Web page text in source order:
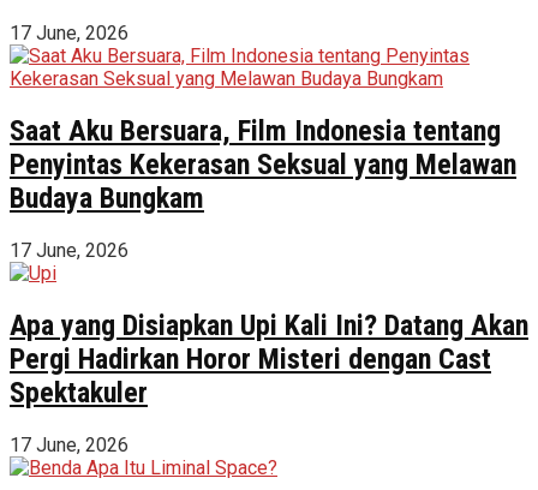
17 June, 2026
Saat Aku Bersuara, Film Indonesia tentang
Penyintas Kekerasan Seksual yang Melawan
Budaya Bungkam
17 June, 2026
Apa yang Disiapkan Upi Kali Ini? Datang Akan
Pergi Hadirkan Horor Misteri dengan Cast
Spektakuler
17 June, 2026